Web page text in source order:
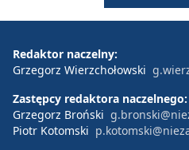
Redaktor naczelny:
Grzegorz Wierzchołowski
Zastępcy redaktora naczelnego:
Grzegorz Broński
Piotr Kotomski